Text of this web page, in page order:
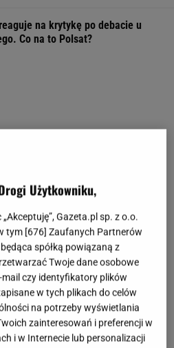
na krytykę po debacie u
Co na to Polsat?
widokiem w Warszawie. Pod
Użytkowniku,
Gazeta.pl sp. z o.o.
tym [676] Zaufanych Partnerów
spółką powiązaną z
Twoje dane osobowe
mail czy identyfikatory plików
w tych plikach do celów
na potrzeby wyświetlania
zainteresowań i preferencji w
i w Internecie lub personalizacji